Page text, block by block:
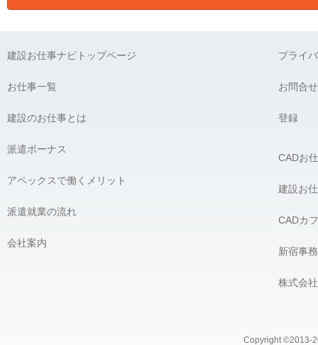
F) 個人情報提供の任意性：
G) 個人情報の開示請求について：
貴殿には、貴殿の個人情報の利用目的の通知、開示、内容の訂
の開示を要求する権利があります。必要な場合には、下記の窓口
【個人情報問合せ窓口】
〒163-1305 東京都新宿区西新宿6-5-1 新宿アイランドタワー5F
Phone：03-4500-4612（平日9:00 〜 18:00） e-mail：
個人情報問合せ窓口責任者 株式会社 アペックス 髙橋 宏
＿＿＿＿＿＿＿＿＿＿＿＿＿＿＿＿
建設お仕事ナビトップページ
お仕事一覧
建設のお仕事とは
派遣ボーナス
アペックスで働くメリット
派遣就業の流れ
会社案内
プライ
お問合せ
登録
CADお
建設お
CADカ
新宿事
株式会
Copyright ©2013-